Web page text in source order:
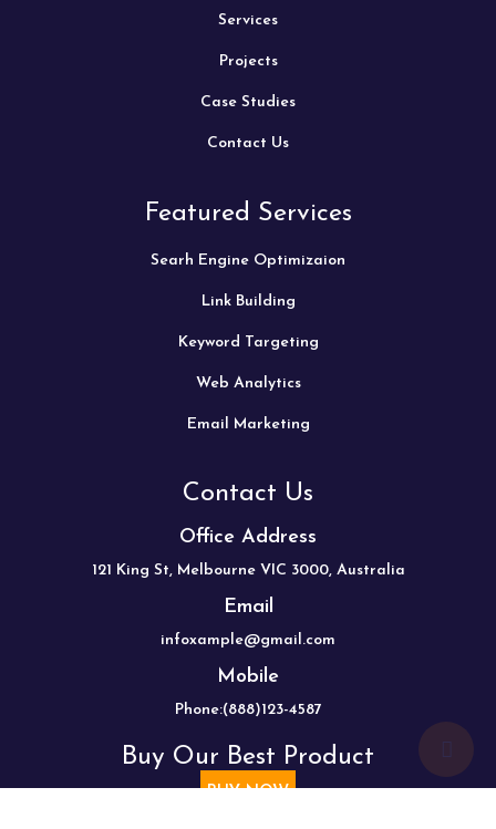
Services
Projects
Case Studies
Contact Us
Featured Services
Searh Engine Optimizaion
Link Building
Keyword Targeting
Web Analytics
Email Marketing
Contact Us
Office Address
121 King St, Melbourne VIC 3000, Australia
Email
infoxample@gmail.com
Mobile
Phone:(888)123-4587
Buy Our Best Product
BUY NOW